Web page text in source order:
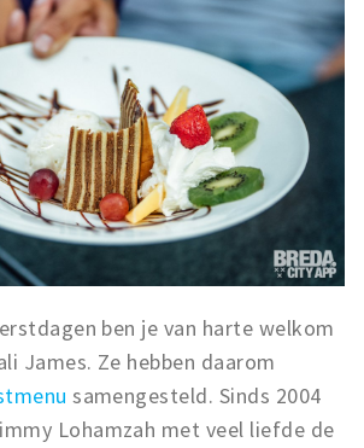
ben je van harte welkom
James. Ze hebben daarom
samengesteld. Sinds 2004
Lohamzah met veel liefde de